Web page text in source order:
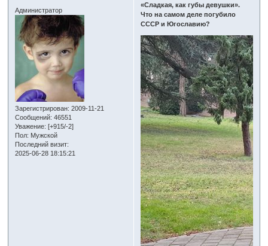
Администратор
Зарегистрирован: 2009-11-21
Сообщений: 46551
Уважение: [+915/-2]
Пол: Мужской
Последний визит:
2025-06-28 18:15:21
«Сладкая, как губы девушки».
Что на самом деле погубило
СССР и Югославию?